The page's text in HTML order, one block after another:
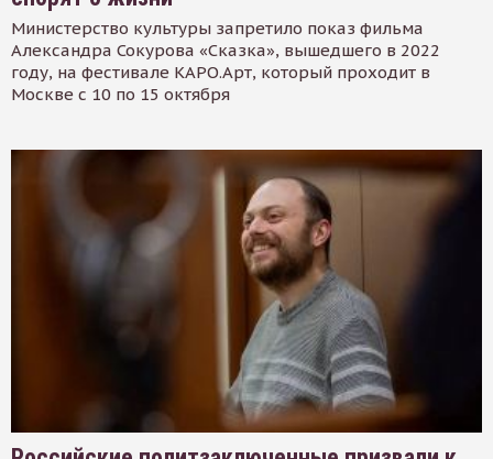
Министерство культуры запретило показ фильма
Александра Сокурова «Сказка», вышедшего в 2022
году, на фестивале КАРО.Арт, который проходит в
Москве с 10 по 15 октября